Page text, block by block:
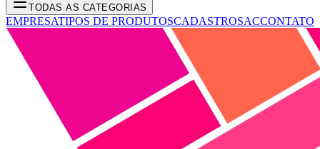
TODAS AS CATEGORIAS
EMPRESATIPOS DE PRODUTOSCADASTROSACCONTATO